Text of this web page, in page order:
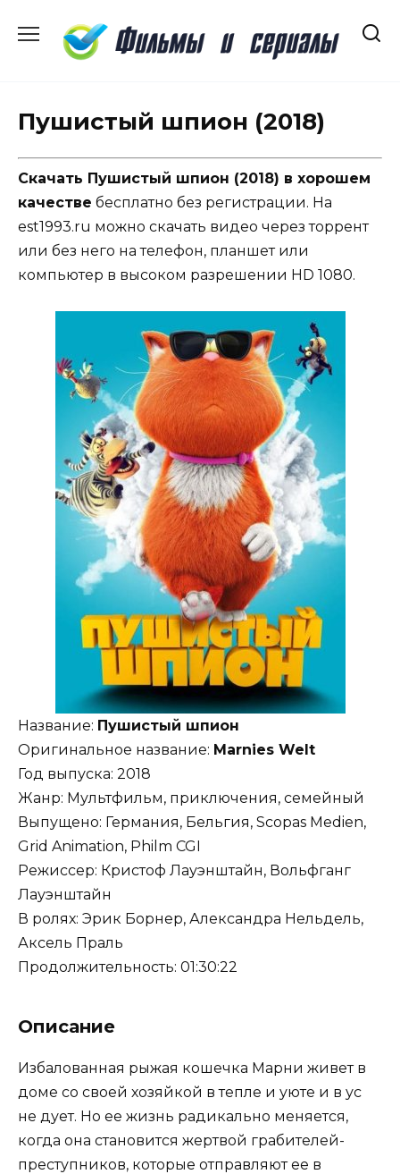
содержанию
Пушистый шпион (2018)
Скачать Пушистый шпион (2018) в хорошем
качестве бесплатно без регистрации. На
est1993.ru можно скачать видео через торрент
или без него на телефон, планшет или
компьютер в высоком разрешении HD 1080.
Название: Пушистый шпион
Оригинальное название: Marnies Welt
Год выпуска: 2018
Жанр: Мультфильм, приключения, семейный
Выпущено: Германия, Бельгия, Scopas Medien,
Grid Animation, Philm CGI
Режиссер: Кристоф Лауэнштайн, Вольфганг
Лауэнштайн
В ролях: Эрик Борнер, Александра Нельдель,
Аксель Праль
Продолжительность: 01:30:22
Описание
Избалованная рыжая кошечка Марни живет в
доме со своей хозяйкой в тепле и уюте и в ус
не дует. Но ее жизнь радикально меняется,
когда она становится жертвой грабителей-
преступников, которые отправляют ее в